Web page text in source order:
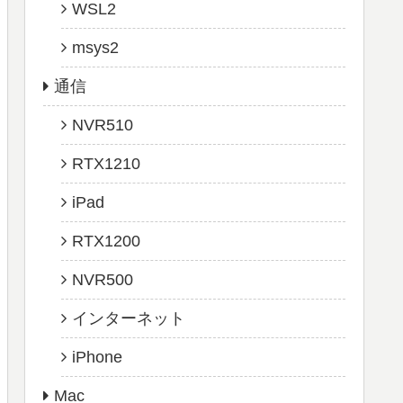
WSL2
msys2
通信
NVR510
RTX1210
iPad
RTX1200
NVR500
インターネット
iPhone
Mac